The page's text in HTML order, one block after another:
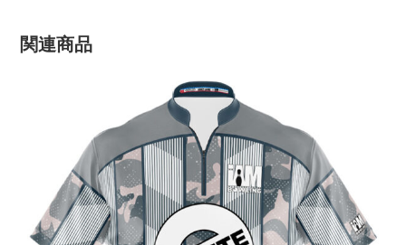
関連商品